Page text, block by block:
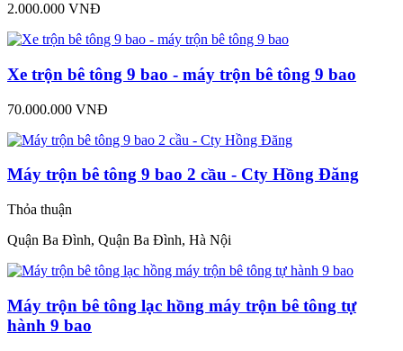
2.000.000 VNĐ
Xe trộn bê tông 9 bao - máy trộn bê tông 9 bao
70.000.000 VNĐ
Máy trộn bê tông 9 bao 2 cầu - Cty Hồng Đăng
Thỏa thuận
Quận Ba Đình, Quận Ba Đình, Hà Nội
Máy trộn bê tông lạc hồng máy trộn bê tông tự
hành 9 bao